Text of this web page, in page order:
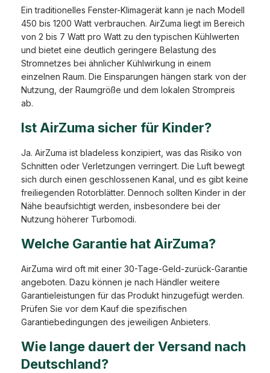
Ein traditionelles Fenster-Klimagerät kann je nach Modell
450 bis 1200 Watt verbrauchen. AirZuma liegt im Bereich
von 2 bis 7 Watt pro Watt zu den typischen Kühlwerten
und bietet eine deutlich geringere Belastung des
Stromnetzes bei ähnlicher Kühlwirkung in einem
einzelnen Raum. Die Einsparungen hängen stark von der
Nutzung, der Raumgröße und dem lokalen Strompreis
ab.
Ist AirZuma sicher für Kinder?
Ja. AirZuma ist bladeless konzipiert, was das Risiko von
Schnitten oder Verletzungen verringert. Die Luft bewegt
sich durch einen geschlossenen Kanal, und es gibt keine
freiliegenden Rotorblätter. Dennoch sollten Kinder in der
Nähe beaufsichtigt werden, insbesondere bei der
Nutzung höherer Turbomodi.
Welche Garantie hat AirZuma?
AirZuma wird oft mit einer 30-Tage-Geld-zurück-Garantie
angeboten. Dazu können je nach Händler weitere
Garantieleistungen für das Produkt hinzugefügt werden.
Prüfen Sie vor dem Kauf die spezifischen
Garantiebedingungen des jeweiligen Anbieters.
Wie lange dauert der Versand nach
Deutschland?